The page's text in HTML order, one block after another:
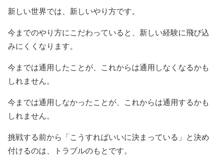
新しい世界では、新しいやり方です。
今までのやり方にこだわっていると、新しい経験に飛び込
みにくくなります。
今までは通用したことが、これからは通用しなくなるかも
しれません。
今までは通用しなかったことが、これからは通用するかも
しれません。
挑戦する前から「こうすればいいに決まっている」と決め
付けるのは、トラブルのもとです。